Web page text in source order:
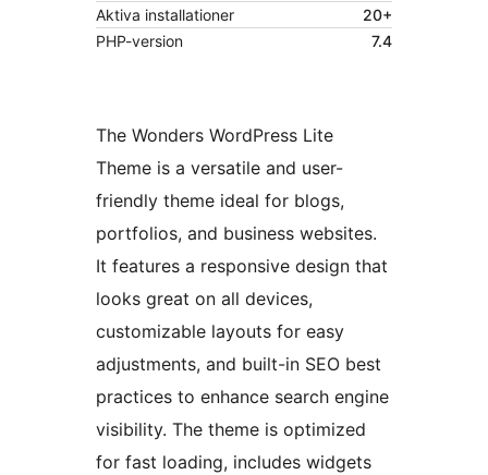
Aktiva installationer
20+
PHP-version
7.4
The Wonders WordPress Lite
Theme is a versatile and user-
friendly theme ideal for blogs,
portfolios, and business websites.
It features a responsive design that
looks great on all devices,
customizable layouts for easy
adjustments, and built-in SEO best
practices to enhance search engine
visibility. The theme is optimized
for fast loading, includes widgets